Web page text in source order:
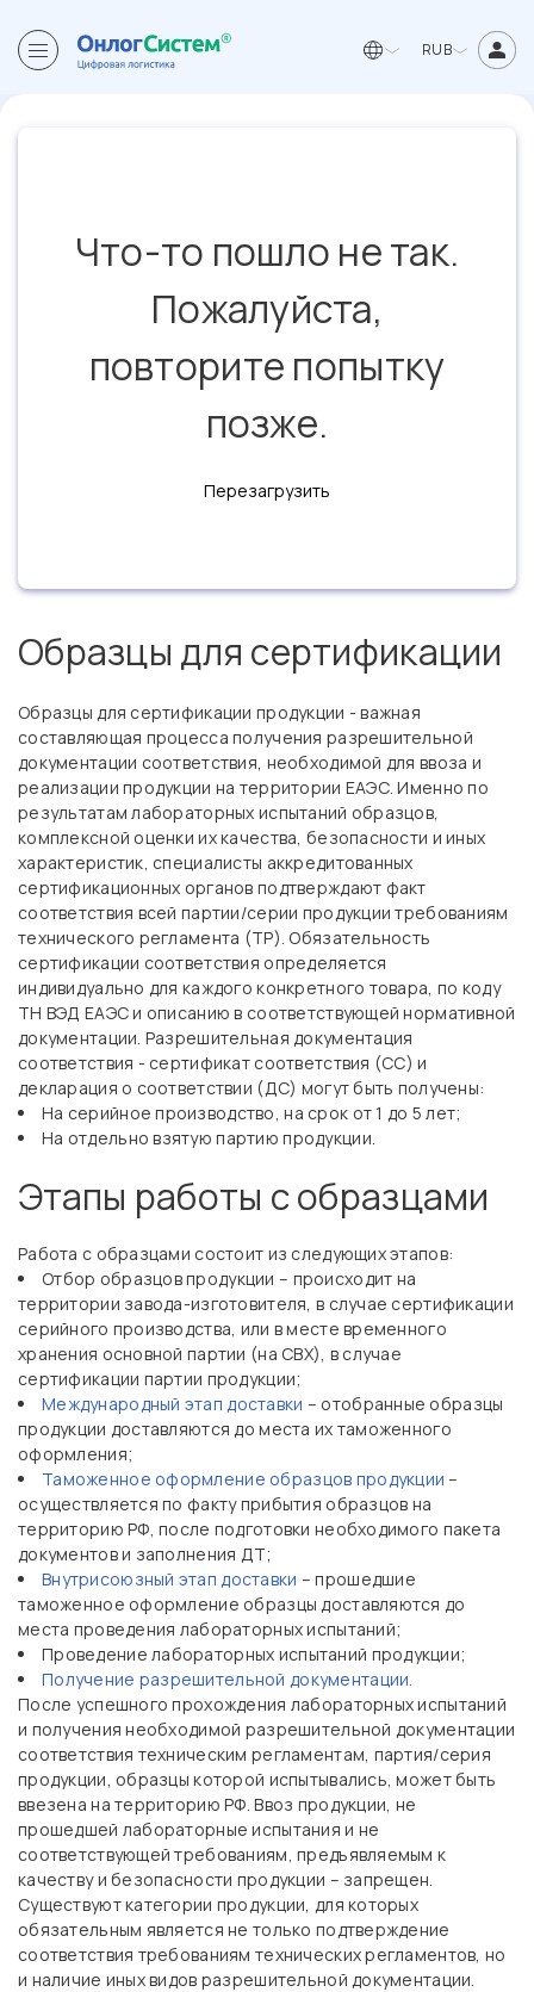
RUB
Что-то пошло не так.
Пожалуйста,
повторите попытку
позже.
Перезагрузить
Образцы для сертификации
Образцы для сертификации продукции - важная
составляющая процесса получения разрешительной
документации соответствия, необходимой для ввоза и
реализации продукции на территории ЕАЭС. Именно по
результатам лабораторных испытаний образцов,
комплексной оценки их качества, безопасности и иных
характеристик, специалисты аккредитованных
сертификационных органов подтверждают факт
соответствия всей партии/серии продукции требованиям
технического регламента (ТР). Обязательность
сертификации соответствия определяется
индивидуально для каждого конкретного товара, по коду
ТН ВЭД ЕАЭС и описанию в соответствующей нормативной
документации. Разрешительная документация
соответствия - сертификат соответствия (СС) и
декларация о соответствии (ДС) могут быть получены:
На серийное производство, на срок от 1 до 5 лет;
На отдельно взятую партию продукции.
Этапы работы с образцами
Работа с образцами состоит из следующих этапов:
Отбор образцов продукции – происходит на
территории завода-изготовителя, в случае сертификации
серийного производства, или в месте временного
хранения основной партии (на СВХ), в случае
сертификации партии продукции;
Международный этап доставки – отобранные образцы
продукции доставляются до места их таможенного
оформления;
Таможенное оформление образцов продукции –
осуществляется по факту прибытия образцов на
территорию РФ, после подготовки необходимого пакета
документов и заполнения ДТ;
Внутрисоюзный этап доставки – прошедшие
таможенное оформление образцы доставляются до
места проведения лабораторных испытаний;
Проведение лабораторных испытаний продукции;
Получение разрешительной документации.
После успешного прохождения лабораторных испытаний
и получения необходимой разрешительной документации
соответствия техническим регламентам, партия/серия
продукции, образцы которой испытывались, может быть
ввезена на территорию РФ. Ввоз продукции, не
прошедшей лабораторные испытания и не
соответствующей требованиям, предъявляемым к
качеству и безопасности продукции – запрещен.
Существуют категории продукции, для которых
обязательным является не только подтверждение
соответствия требованиям технических регламентов, но
и наличие иных видов разрешительной документации.